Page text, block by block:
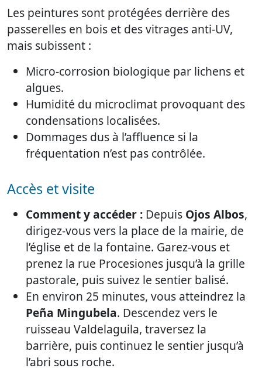
Les peintures sont protégées derrière des
passerelles en bois et des vitrages anti-UV,
mais subissent :
Micro-corrosion biologique par lichens et
algues.
Humidité du microclimat provoquant des
condensations localisées.
Dommages dus à l’affluence si la
fréquentation n’est pas contrôlée.
Accès et visite
Comment y accéder : Depuis Ojos Albos,
dirigez-vous vers la place de la mairie, de
l’église et de la fontaine. Garez-vous et
prenez la rue Procesiones jusqu’à la grille
pastorale, puis suivez le sentier balisé.
En environ 25 minutes, vous atteindrez la
Peña Mingubela. Descendez vers le
ruisseau Valdelaguila, traversez la
barrière, puis continuez le sentier jusqu’à
l’abri sous roche.